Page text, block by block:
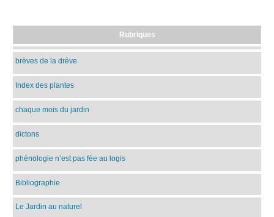
Rubriques
brèves de la drève
Index des plantes
chaque mois du jardin
dictons
phénologie n’est pas fée au logis
Bibliographie
Le Jardin au naturel